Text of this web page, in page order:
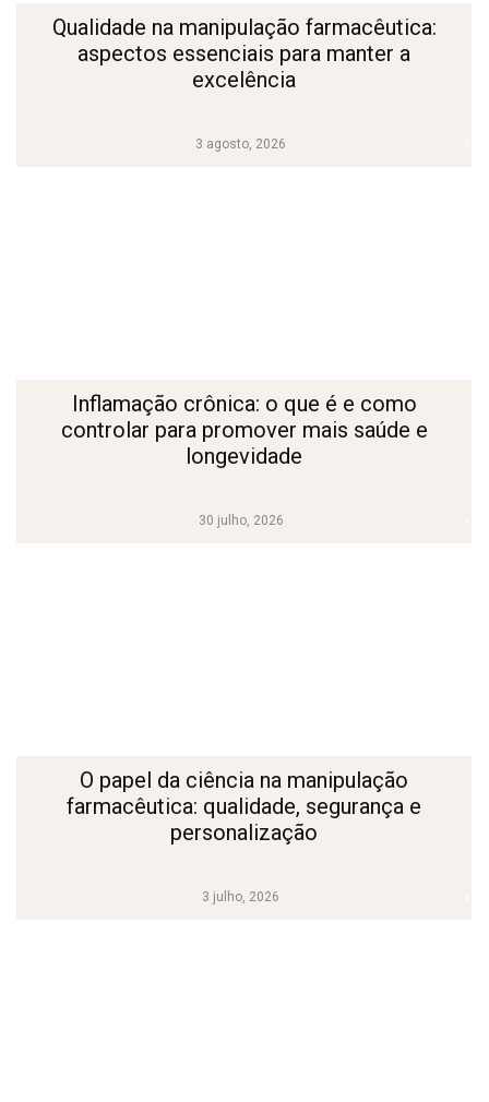
3 agosto, 2026
Qualidade na manipulação farmacêutica:
aspectos essenciais para manter a
excelência
30 julho, 2026
Inflamação crônica: o que é e como
controlar para promover mais saúde e
longevidade
3 julho, 2026
O papel da ciência na manipulação
farmacêutica: qualidade, segurança e
personalização